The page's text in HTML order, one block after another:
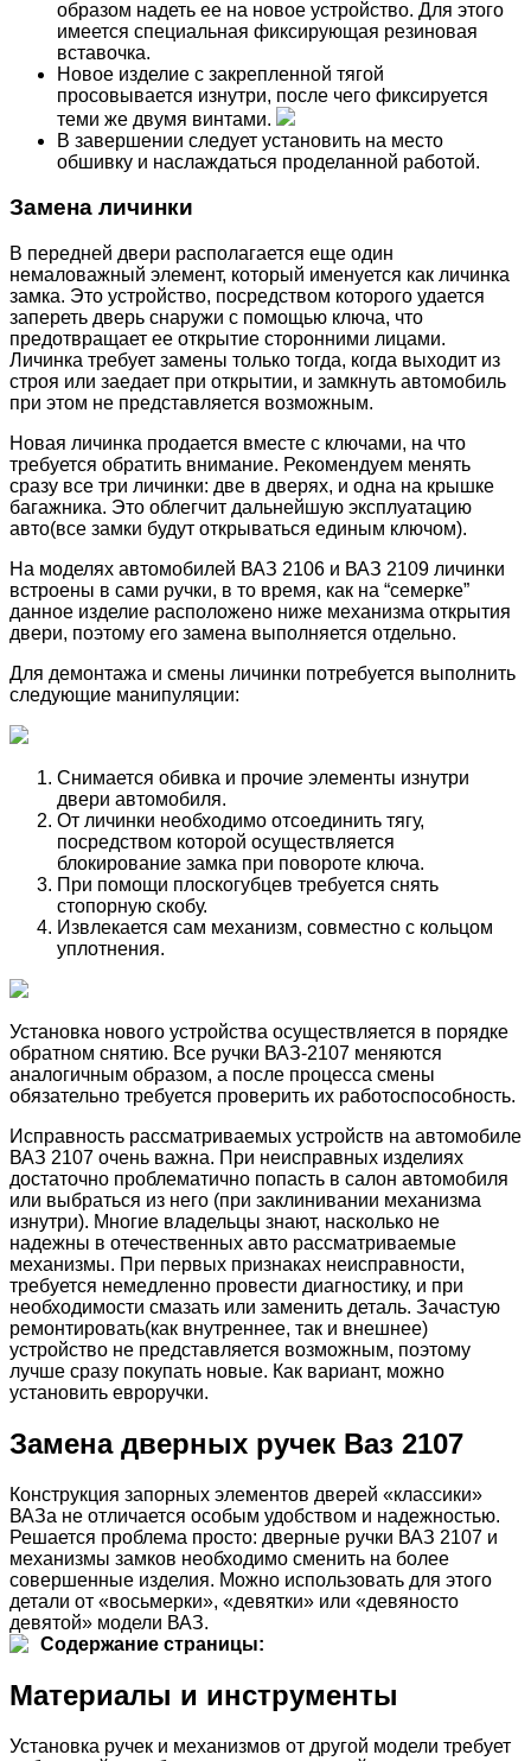
образом надеть ее на новое устройство. Для этого
имеется специальная фиксирующая резиновая
вставочка.
Новое изделие с закрепленной тягой
просовывается изнутри, после чего фиксируется
теми же двумя винтами.
В завершении следует установить на место
обшивку и наслаждаться проделанной работой.
Замена личинки
В передней двери располагается еще один
немаловажный элемент, который именуется как личинка
замка. Это устройство, посредством которого удается
запереть дверь снаружи с помощью ключа, что
предотвращает ее открытие сторонними лицами.
Личинка требует замены только тогда, когда выходит из
строя или заедает при открытии, и замкнуть автомобиль
при этом не представляется возможным.
Новая личинка продается вместе с ключами, на что
требуется обратить внимание. Рекомендуем менять
сразу все три личинки: две в дверях, и одна на крышке
багажника. Это облегчит дальнейшую эксплуатацию
авто(все замки будут открываться единым ключом).
На моделях автомобилей ВАЗ 2106 и ВАЗ 2109 личинки
встроены в сами ручки, в то время, как на “семерке”
данное изделие расположено ниже механизма открытия
двери, поэтому его замена выполняется отдельно.
Для демонтажа и смены личинки потребуется выполнить
следующие манипуляции:
Снимается обивка и прочие элементы изнутри
двери автомобиля.
От личинки необходимо отсоединить тягу,
посредством которой осуществляется
блокирование замка при повороте ключа.
При помощи плоскогубцев требуется снять
стопорную скобу.
Извлекается сам механизм, совместно с кольцом
уплотнения.
Установка нового устройства осуществляется в порядке
обратном снятию. Все ручки ВАЗ-2107 меняются
аналогичным образом, а после процесса смены
обязательно требуется проверить их работоспособность.
Исправность рассматриваемых устройств на автомобиле
ВАЗ 2107 очень важна. При неисправных изделиях
достаточно проблематично попасть в салон автомобиля
или выбраться из него (при заклинивании механизма
изнутри). Многие владельцы знают, насколько не
надежны в отечественных авто рассматриваемые
механизмы. При первых признаках неисправности,
требуется немедленно провести диагностику, и при
необходимости смазать или заменить деталь. Зачастую
ремонтировать(как внутреннее, так и внешнее)
устройство не представляется возможным, поэтому
лучше сразу покупать новые. Как вариант, можно
установить евроручки.
Замена дверных ручек Ваз 2107
Конструкция запорных элементов дверей «классики»
ВАЗа не отличается особым удобством и надежностью.
Решается проблема просто: дверные ручки ВАЗ 2107 и
механизмы замков необходимо сменить на более
совершенные изделия. Можно использовать для этого
детали от «восьмерки», «девятки» или «девяносто
девятой» модели ВАЗ.
Содержание страницы:
Материалы и инструменты
Установка ручек и механизмов от другой модели требует